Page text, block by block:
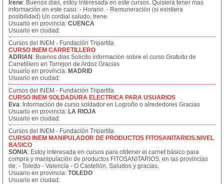
Irene: Buenos días, estoy interesada en este cursos. Quisiera tener mas
información en este caso: - Horario. - Remuneración (si existiera
posibilidad) Un cordial saludo, Irene.
Usuario en provincia: CUENCA
Usuario en ciudad:
Cursos del INEM - Fundación Tripartita
CURSO INEM CARRETILLERO
ADRIAN : Buenos dias Solicito informacion sobre el curso Gratuito de
Carretillero en Torrejon de Ardoz Gracias
Usuario en provincia: MADRID
Usuario en ciudad:
Cursos del INEM - Fundación Tripartita
CURSO INEM SOLDADURA ELECTRICA PARA USUARIOS
Eva: Información de curso soldador en Logroño o alrededores Gracias
Usuario en provincia: LA RIOJA
Usuario en ciudad:
Cursos del INEM - Fundación Tripartita
CURSO INEM MANIPULADOR DE PRODUCTOS FITOSANITARIOS.NIVEL
BASICO
SONIA: Estoy interesada en cursos para obtener el carnet básico para
compra y manipulación de productos FITOSANITARIOS, en las provincias
de: - Toledo - Valencia - O Castellón. Saludos y gracias.
Usuario en provincia: TOLEDO
Usuario en ciudad: